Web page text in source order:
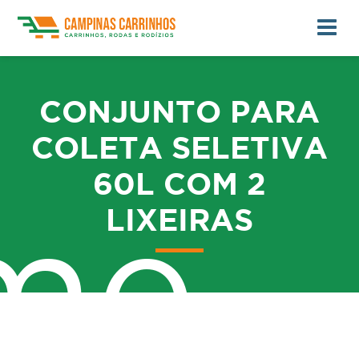
CONJUNTO PARA
COLETA SELETIVA
60L COM 2
LIXEIRAS